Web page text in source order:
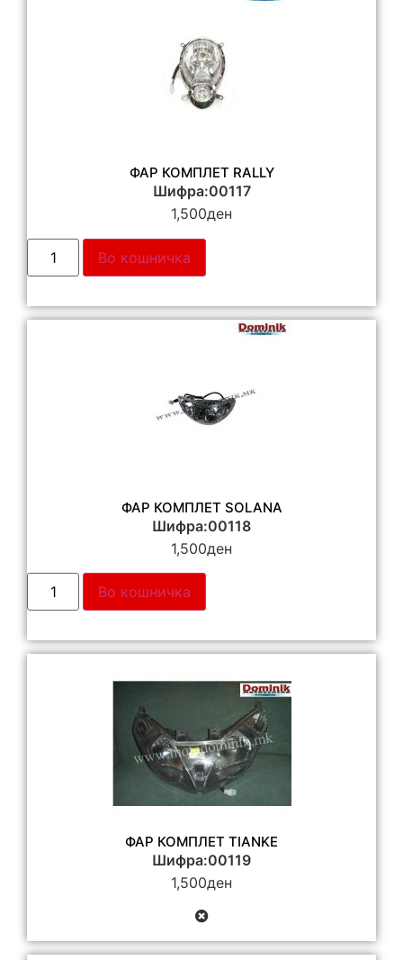
ФАР КОМПЛЕТ RALLY
Шифра:00117
1,500ден
Во кошничка
ФАР КОМПЛЕТ SOLANA
Шифра:00118
1,500ден
Во кошничка
ФАР КОМПЛЕТ TIANKE
Шифра:00119
1,500ден